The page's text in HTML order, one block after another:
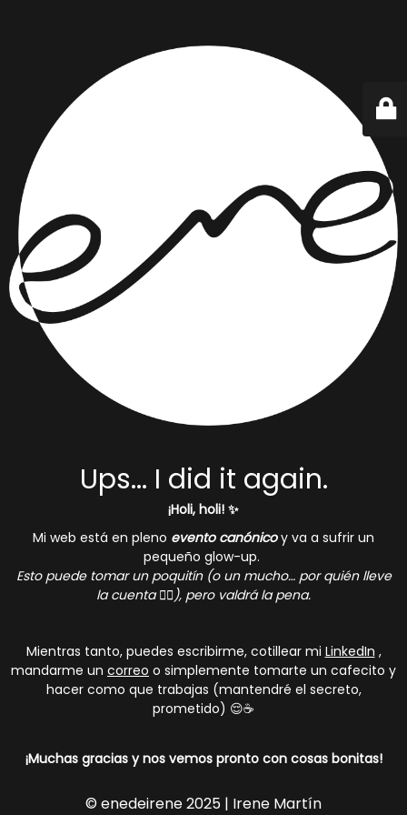
Ups... I did it again.
¡Holi, holi! ✨
Mi web está en pleno evento canónicoy va a sufrir un
pequeño glow-up.
Esto puede tomar un poquitín (o un mucho… por quién lleve
la cuenta 🤷‍♀️), pero valdrá la pena.
Mientras tanto, puedes escribirme, cotillear mi LinkedIn ,
mandarme un correo o simplemente tomarte un cafecito y
hacer como que trabajas (mantendré el secreto,
prometido) 😌☕
¡Muchas gracias y nos vemos pronto con cosas bonitas!
© enedeirene 2025 | Irene Martín